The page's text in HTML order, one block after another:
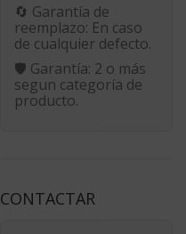
🔄 Garantía de
reemplazo: En caso
de cualquier defecto.
🛡️ Garantía: 2 o más
segun categoría de
producto.
CONTACTAR